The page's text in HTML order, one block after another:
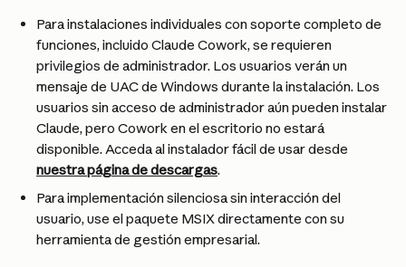
Para instalaciones individuales con soporte completo de
funciones, incluido Claude Cowork, se requieren
privilegios de administrador. Los usuarios verán un
mensaje de UAC de Windows durante la instalación. Los
usuarios sin acceso de administrador aún pueden instalar
Claude, pero Cowork en el escritorio no estará
disponible. Acceda al instalador fácil de usar desde
nuestra página de descargas.
Para implementación silenciosa sin interacción del
usuario, use el paquete MSIX directamente con su
herramienta de gestión empresarial.